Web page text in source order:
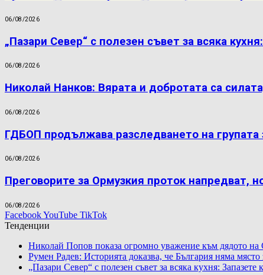
06/08/2026
„Пазари Север“ с полезен съвет за всяка
06/08/2026
Николай Нанков: Вярата и добротата са
06/08/2026
ГДБОП продължава разследването на групата
06/08/2026
Преговорите за Ормузкия проток напредват,
06/08/2026
FacebookYouTube TikTok
Тенденции
Николай Попов показа огромно уважение към дядото на
Румен Радев: Историята доказва, че България няма
„Пазари Север“ с полезен съвет за всяка кухня: Запазете